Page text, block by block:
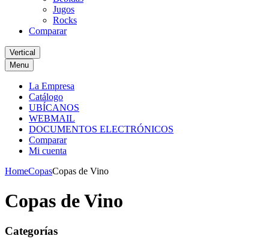
Jugos
Rocks
Comparar
Vertical
Menu
La Empresa
Catálogo
UBÍCANOS
WEBMAIL
DOCUMENTOS ELECTRÓNICOS
Comparar
Mi cuenta
HomeCopasCopas de Vino
Copas de Vino
Categorías